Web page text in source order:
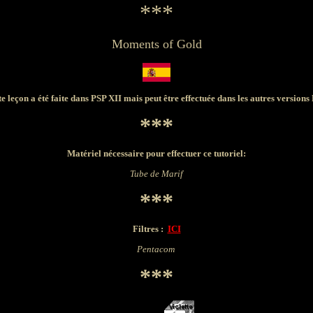
***
Moments of Gold
leçon a été faite dans PSP XII mais peut être effectuée dans les autres versions
***
Matériel nécessaire pour effectuer ce tutoriel:
Tube de Marif
***
Filtres : ICI
Pentacom
***